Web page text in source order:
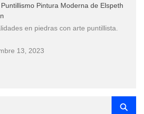
Pintura Moderna de Elspeth
en piedras con arte puntillista.
13, 2023